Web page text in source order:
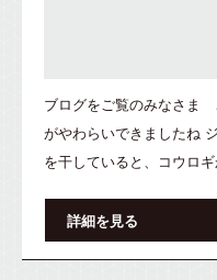
ブログをご覧のみなさま
がやわらいできましたね
を干していると、コウロ
詳細を見る